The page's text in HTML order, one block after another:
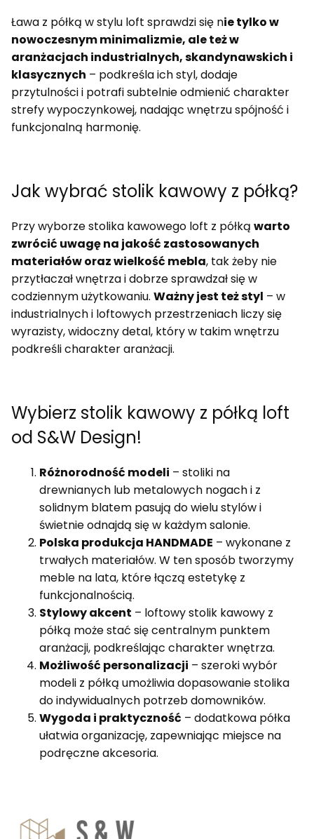
Ława z półką w stylu loft sprawdzi się nie tylko w
nowoczesnym minimalizmie, ale też w
aranżacjach industrialnych, skandynawskich i
klasycznych – podkreśla ich styl, dodaje
przytulności i potrafi subtelnie odmienić charakter
strefy wypoczynkowej, nadając wnętrzu spójność i
funkcjonalną harmonię.
Jak wybrać stolik kawowy z półką?
Przy wyborze stolika kawowego loft z półką warto
zwrócić uwagę na jakość zastosowanych
materiałów oraz wielkość mebla, tak żeby nie
przytłaczał wnętrza i dobrze sprawdzał się w
codziennym użytkowaniu. Ważny jest też styl – w
industrialnych i loftowych przestrzeniach liczy się
wyrazisty, widoczny detal, który w takim wnętrzu
podkreśli charakter aranżacji.
Wybierz stolik kawowy z półką loft
od S&W Design!
Różnorodność modeli – stoliki na
drewnianych lub metalowych nogach i z
solidnym blatem pasują do wielu stylów i
świetnie odnajdą się w każdym salonie.
Polska produkcja HANDMADE – wykonane z
trwałych materiałów. W ten sposób tworzymy
meble na lata, które łączą estetykę z
funkcjonalnością.
Stylowy akcent – loftowy stolik kawowy z
półką może stać się centralnym punktem
aranżacji, podkreślając charakter wnętrza.
Możliwość personalizacji – szeroki wybór
modeli z półką umożliwia dopasowanie stolika
do indywidualnych potrzeb domowników.
Wygoda i praktyczność – dodatkowa półka
ułatwia organizację, zapewniając miejsce na
podręczne akcesoria.